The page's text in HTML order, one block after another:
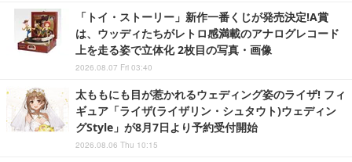
「トイ・ストーリー」新作一番くじが発売決定!A賞
は、ウッディたちがレトロ感満載のアナログレコード
上を走る姿で立体化 2枚目の写真・画像
2026.08.07 Fri 03:40
太ももにも目が惹かれるウェディング姿のライザ! フィ
ギュア「ライザ(ライザリン・シュタウト)ウェディン
グStyle」が8月7日より予約受付開始
2026.08.06 Thu 10:15